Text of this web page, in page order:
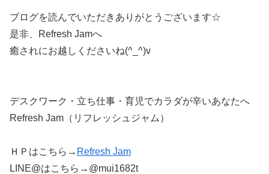
ブログを読んでいただきありがとうございます☆
是非、Refresh Jamへ
癒されにお越しくださいね(^_^)v
デスクワーク・立ち仕事・育児でカラダが辛いあなたへ
Refresh Jam（リフレッシュジャム）
ＨＰはこちら→ Refresh Jam
LINE@はこちら→@mui1682t